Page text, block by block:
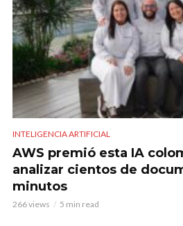
INTELIGENCIA ARTIFICIAL
AWS premió esta IA
analizar cientos de
minutos
266 views 5 min read